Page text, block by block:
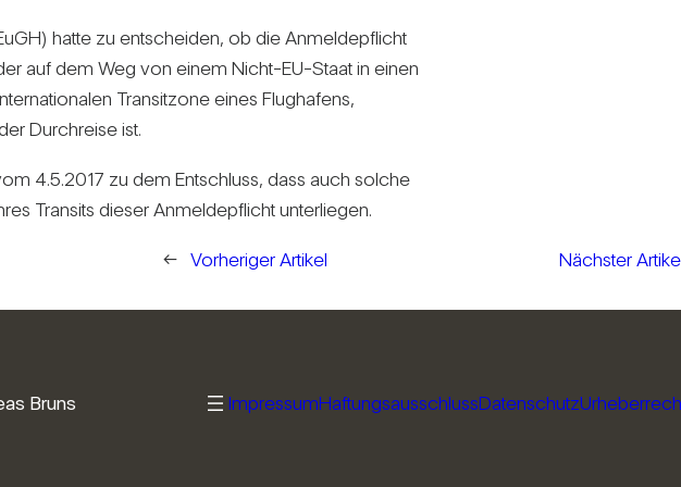
hatte zu ent­scheiden, ob die Anmel­de­pflicht
auf dem Weg von einem Nicht-EU-Staat in einen
Tran­sit­zone eines Flug­ha­fens,
Durch­reise ist.
4.5.2017 zu dem Ent­schluss, dass auch solche
Tran­sits dieser Anmel­de­pflicht unter­liegen.
← Vorheriger Artikel Nächster
Bruns ImpressumHaftungsausschlussDatenschutz